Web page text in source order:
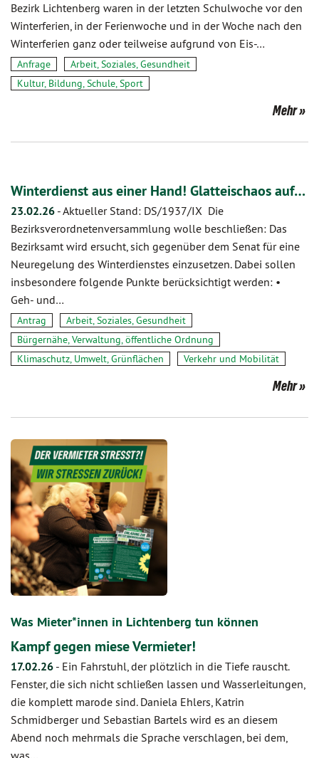
Bezirk Lichtenberg waren in der letzten Schulwoche vor den
Winterferien, in der Ferienwoche und in der Woche nach den
Winterferien ganz oder teilweise aufgrund von Eis-…
Anfrage
Arbeit, Soziales, Gesundheit
Kultur, Bildung, Schule, Sport
Mehr
Winterdienst aus einer Hand! Glatteischaos auf…
23.02.26 -Aktueller Stand: DS/1937/IX Die
Bezirksverordnetenversammlung wolle beschließen: Das
Bezirksamt wird ersucht, sich gegenüber dem Senat für eine
Neuregelung des Winterdienstes einzusetzen. Dabei sollen
insbesondere folgende Punkte berücksichtigt werden: •
Geh- und…
Antrag
Arbeit, Soziales, Gesundheit
Bürgernähe, Verwaltung, öffentliche Ordnung
Klimaschutz, Umwelt, Grünflächen
Verkehr und Mobilität
Mehr
Was Mieter*innen in Lichtenberg tun können
Kampf gegen miese Vermieter!
17.02.26 - Ein Fahrstuhl, der plötzlich in die Tiefe rauscht.
Fenster, die sich nicht schließen lassen und Wasserleitungen,
die komplett marode sind. Daniela Ehlers, Katrin
Schmidberger und Sebastian Bartels wird es an diesem
Abend noch mehrmals die Sprache verschlagen, bei dem,
was…